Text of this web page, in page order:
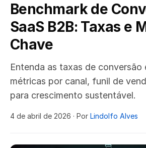
Benchmark de
SaaS B2B: Taxas e
Chave
Entenda as taxas de conversão
métricas por canal, funil de
para crescimento sustentável.
4 de abril de 2026 · Por Lindolfo Alves